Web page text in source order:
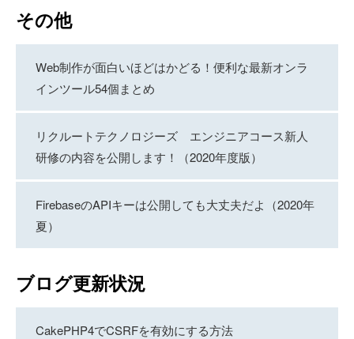
その他
Web制作が面白いほどはかどる！便利な最新オンラ
インツール54個まとめ
リクルートテクノロジーズ エンジニアコース新人
研修の内容を公開します！（2020年度版）
FirebaseのAPIキーは公開しても大丈夫だよ（2020年
夏）
ブログ更新状況
CakePHP4でCSRFを有効にする方法